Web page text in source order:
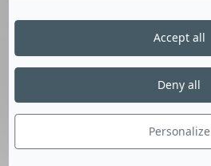
Nos dispositifs pour se reconvertir
Nos solutions aux entreprises
Solution Compétences IA
Solution Seniors+
Personalize
Deny all
Accept all